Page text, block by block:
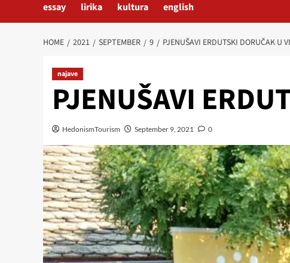
essay lirika kultura english
HOME 2021 SEPTEMBER 9 PJENUŠAVI ERDUTSKI DORUČAK U
najave
PJENUŠAVI
HedonismTourism September 9, 2021 0